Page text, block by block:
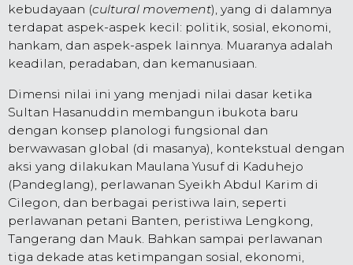
kebudayaan (cultural movement), yang di dalamnya
terdapat aspek-aspek kecil: politik, sosial, ekonomi,
hankam, dan aspek-aspek lainnya. Muaranya adalah
keadilan, peradaban, dan kemanusiaan.
Dimensi nilai ini yang menjadi nilai dasar ketika
Sultan Hasanuddin membangun ibukota baru
dengan konsep planologi fungsional dan
berwawasan global (di masanya), kontekstual dengan
aksi yang dilakukan Maulana Yusuf di Kaduhejo
(Pandeglang), perlawanan Syeikh Abdul Karim di
Cilegon, dan berbagai peristiwa lain, seperti
perlawanan petani Banten, peristiwa Lengkong,
Tangerang dan Mauk. Bahkan sampai perlawanan
tiga dekade atas ketimpangan sosial, ekonomi,